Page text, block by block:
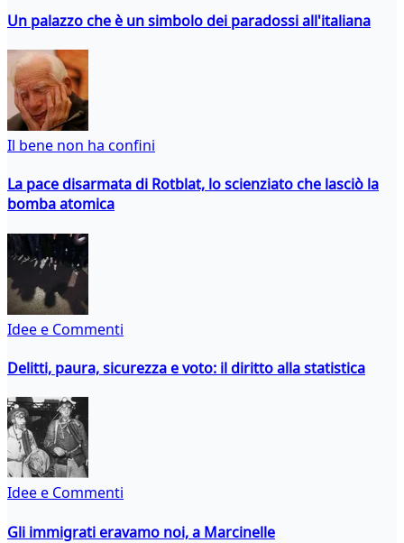
Un palazzo che è un simbolo dei paradossi all'italiana
Il bene non ha confini
La pace disarmata di Rotblat, lo scienziato che lasciò la
bomba atomica
Idee e Commenti
Delitti, paura, sicurezza e voto: il diritto alla statistica
Idee e Commenti
Gli immigrati eravamo noi, a Marcinelle